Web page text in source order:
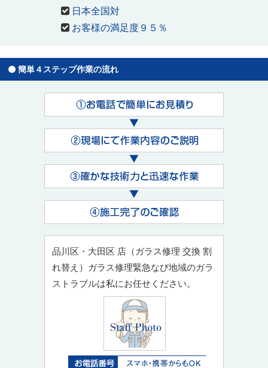
日本全国対
お客様の満足度９５％
簡単４ステップ作業の流れ
品川区・大田区 店（ガラス修理 交換 割
れ替え）ガラス修理緊急なび地域のガラ
ストラブルは私にお任せください。